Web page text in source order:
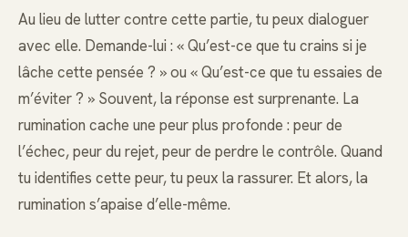
Au lieu de lutter contre cette partie, tu peux dialoguer
avec elle. Demande-lui : « Qu’est-ce que tu crains si je
lâche cette pensée ? » ou « Qu’est-ce que tu essaies de
m’éviter ? » Souvent, la réponse est surprenante. La
rumination cache une peur plus profonde : peur de
l’échec, peur du rejet, peur de perdre le contrôle. Quand
tu identifies cette peur, tu peux la rassurer. Et alors, la
rumination s’apaise d’elle-même.